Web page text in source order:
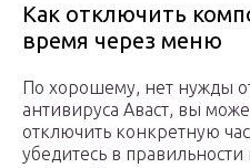
Как отключить
время через меню
По хорошему, нет нужды
антивируса Аваст, вы
отключить конкретную
убедитесь в